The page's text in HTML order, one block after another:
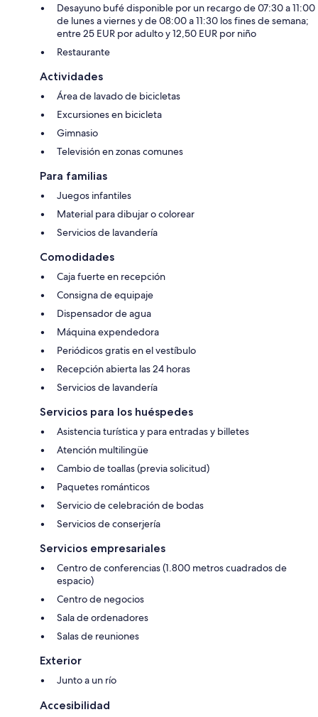
Desayuno bufé disponible por un recargo de 07:30 a 11:00
de lunes a viernes y de 08:00 a 11:30 los fines de semana;
entre 25 EUR por adulto y 12,50 EUR por niño
Restaurante
Actividades
Área de lavado de bicicletas
Excursiones en bicicleta
Gimnasio
Televisión en zonas comunes
Para familias
Juegos infantiles
Material para dibujar o colorear
Servicios de lavandería
Comodidades
Caja fuerte en recepción
Consigna de equipaje
Dispensador de agua
Máquina expendedora
Periódicos gratis en el vestíbulo
Recepción abierta las 24 horas
Servicios de lavandería
Servicios para los huéspedes
Asistencia turística y para entradas y billetes
Atención multilingüe
Cambio de toallas (previa solicitud)
Paquetes románticos
Servicio de celebración de bodas
Servicios de conserjería
Servicios empresariales
Centro de conferencias (1.800 metros cuadrados de
espacio)
Centro de negocios
Sala de ordenadores
Salas de reuniones
Exterior
Junto a un río
Accesibilidad